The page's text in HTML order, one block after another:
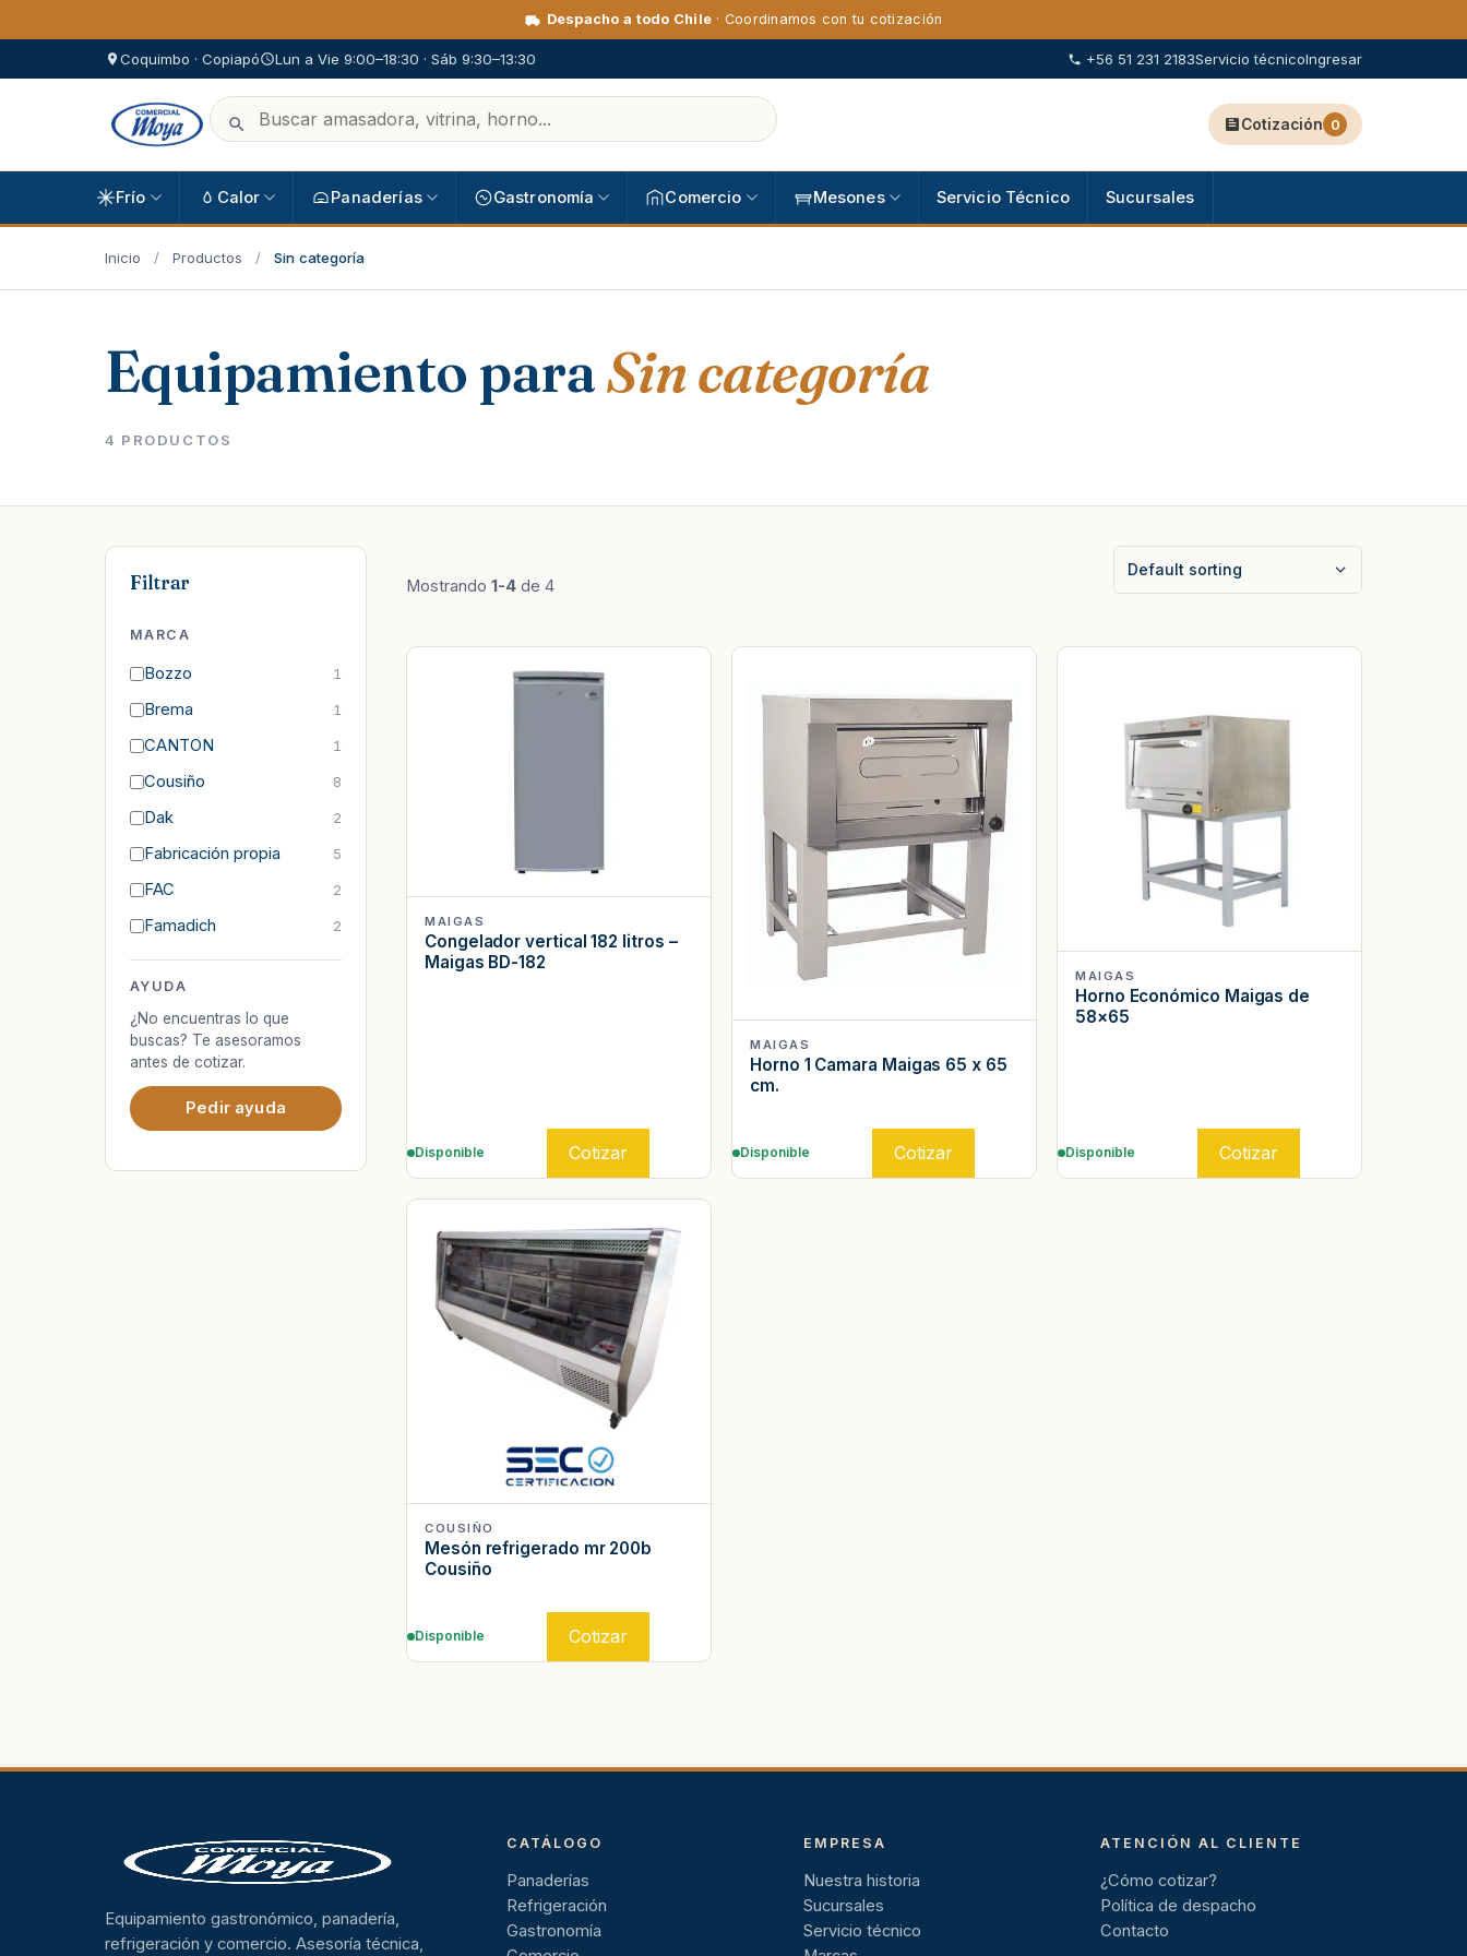
Despacho a todo Chile · Coordinamos con tu cotización
Coquimbo · Copiapó Lun a Vie 9:00–18:30 · Sáb 9:30–13:30 +56 51 231 2183Servicio técnicoIngresar
Cotización 0
Frío Calor Panaderías Gastronomía Comercio Mesones Servicio Técnico Sucursales
Inicio / Productos / Sin categoría
Equipamiento paraSin categoría
4 PRODUCTOS
Filtrar
MARCA
Bozzo 1
Brema 1
CANTON 1
Cousiño 8
Dak 2
Fabricación propia 5
FAC 2
Famadich 2
AYUDA
¿No encuentras lo que
buscas? Te asesoramos
antes de cotizar.
Pedir ayuda
Mostrando 1-4 de 4
MAIGAS
Congelador vertical 182 litros –
Maigas BD-182
Disponible Cotizar
MAIGAS
Horno 1 Camara Maigas 65 x 65
cm.
Disponible Cotizar
MAIGAS
Horno Económico Maigas de
58×65
Disponible Cotizar
COUSIÑO
Mesón refrigerado mr 200b
Cousiño
Disponible Cotizar
Equipamiento gastronómico, panadería,
refrigeración y comercio. Asesoría técnica,
CATÁLOGO
Panaderías
Refrigeración
Gastronomía
EMPRESA
Nuestra historia
Sucursales
Servicio técnico
ATENCIÓN AL CLIENTE
¿Cómo cotizar?
Política de despacho
Contacto